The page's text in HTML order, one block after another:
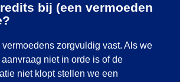
bij (een vermoeden
zorgvuldig vast. Als we
niet in orde is of de
niet klopt stellen we een